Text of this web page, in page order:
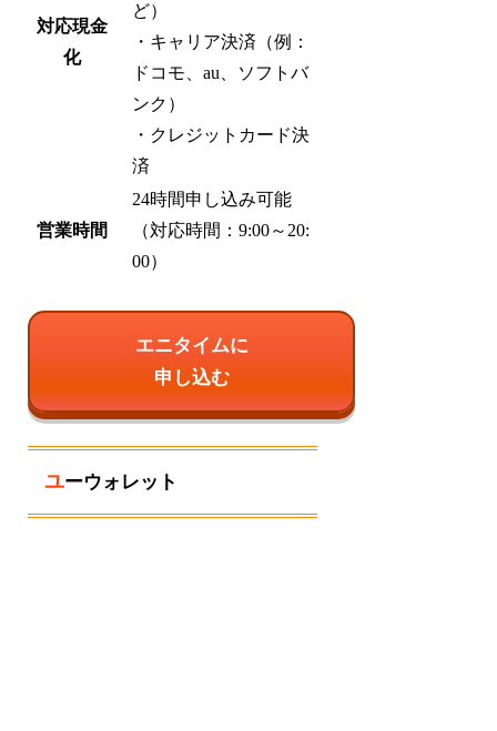
対応現金
化
ど）
・キャリア決済（例：
ドコモ、au、ソフトバ
ンク）
・クレジットカード決
済
営業時間
24時間申し込み可能
（対応時間：9:00～20:
00）
エニタイムに
申し込む
ユーウォレット